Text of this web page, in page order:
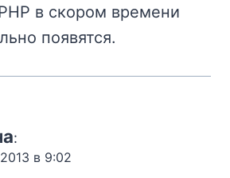
в скором времени
появятся.
:
в 9:02